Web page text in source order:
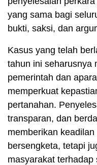
yang sama bagi
bukti, saksi, dan
Kasus yang telah
tahun ini seharusnya
pemerintah dan
memperkuat
pertanahan.
transparan, dan
memberikan
bersengketa, tetapi
masyarakat